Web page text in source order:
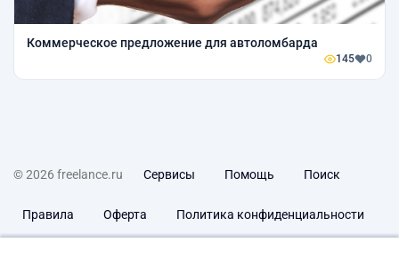
Коммерческое предложение для автоломбарда
145 0
© 2026 freelance.ru Сервисы Помощь Поиск
Правила Оферта Политика конфиденциальности